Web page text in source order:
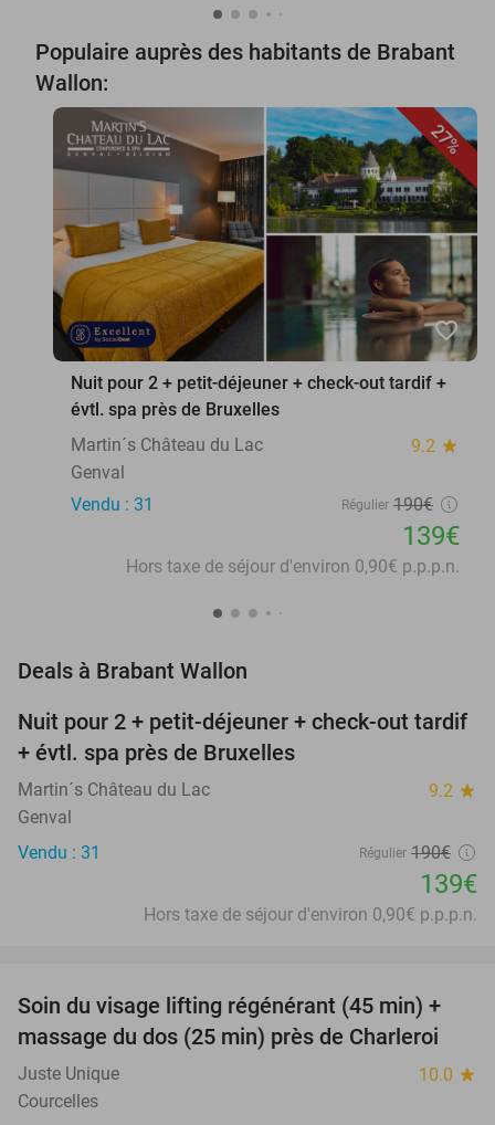
Populaire auprès des habitants de Brabant
Wallon:
27%
favorite_border
Nuit pour 2 + petit-déjeuner + check-out tardif +
évtl. spa près de Bruxelles
Martin´s Château du Lac
9.2 star
Genval
Vendu : 31
Régulier 190€
139€
Hors taxe de séjour d'environ 0,90€ p.p.p.n.
Deals à Brabant Wallon
27%
Nuit pour 2 + petit-déjeuner + check-out tardif
+ évtl. spa près de Bruxelles
Martin´s Château du Lac 9.2 star
Genval
Vendu : 31
Régulier 190€
139€
Hors taxe de séjour d'environ 0,90€ p.p.p.n.
63%
TODAY
Soin du visage lifting régénérant (45 min) +
massage du dos (25 min) près de Charleroi
Juste Unique 10.0 star
Courcelles